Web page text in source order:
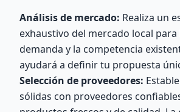
Análisis de mercado: Realiza un
exhaustivo del mercado local
demanda y la competencia
ayudará a definir tu propuesta
Selección de proveedores:
sólidas con proveedores